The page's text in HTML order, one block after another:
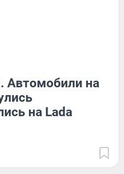
Автомобили на
на Lada